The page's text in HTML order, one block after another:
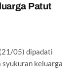
Patut
05) dipadati
syukuran keluarga